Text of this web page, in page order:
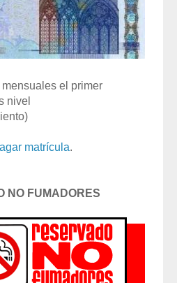
el primer
nivel
matrícula.
NO FUMADORES